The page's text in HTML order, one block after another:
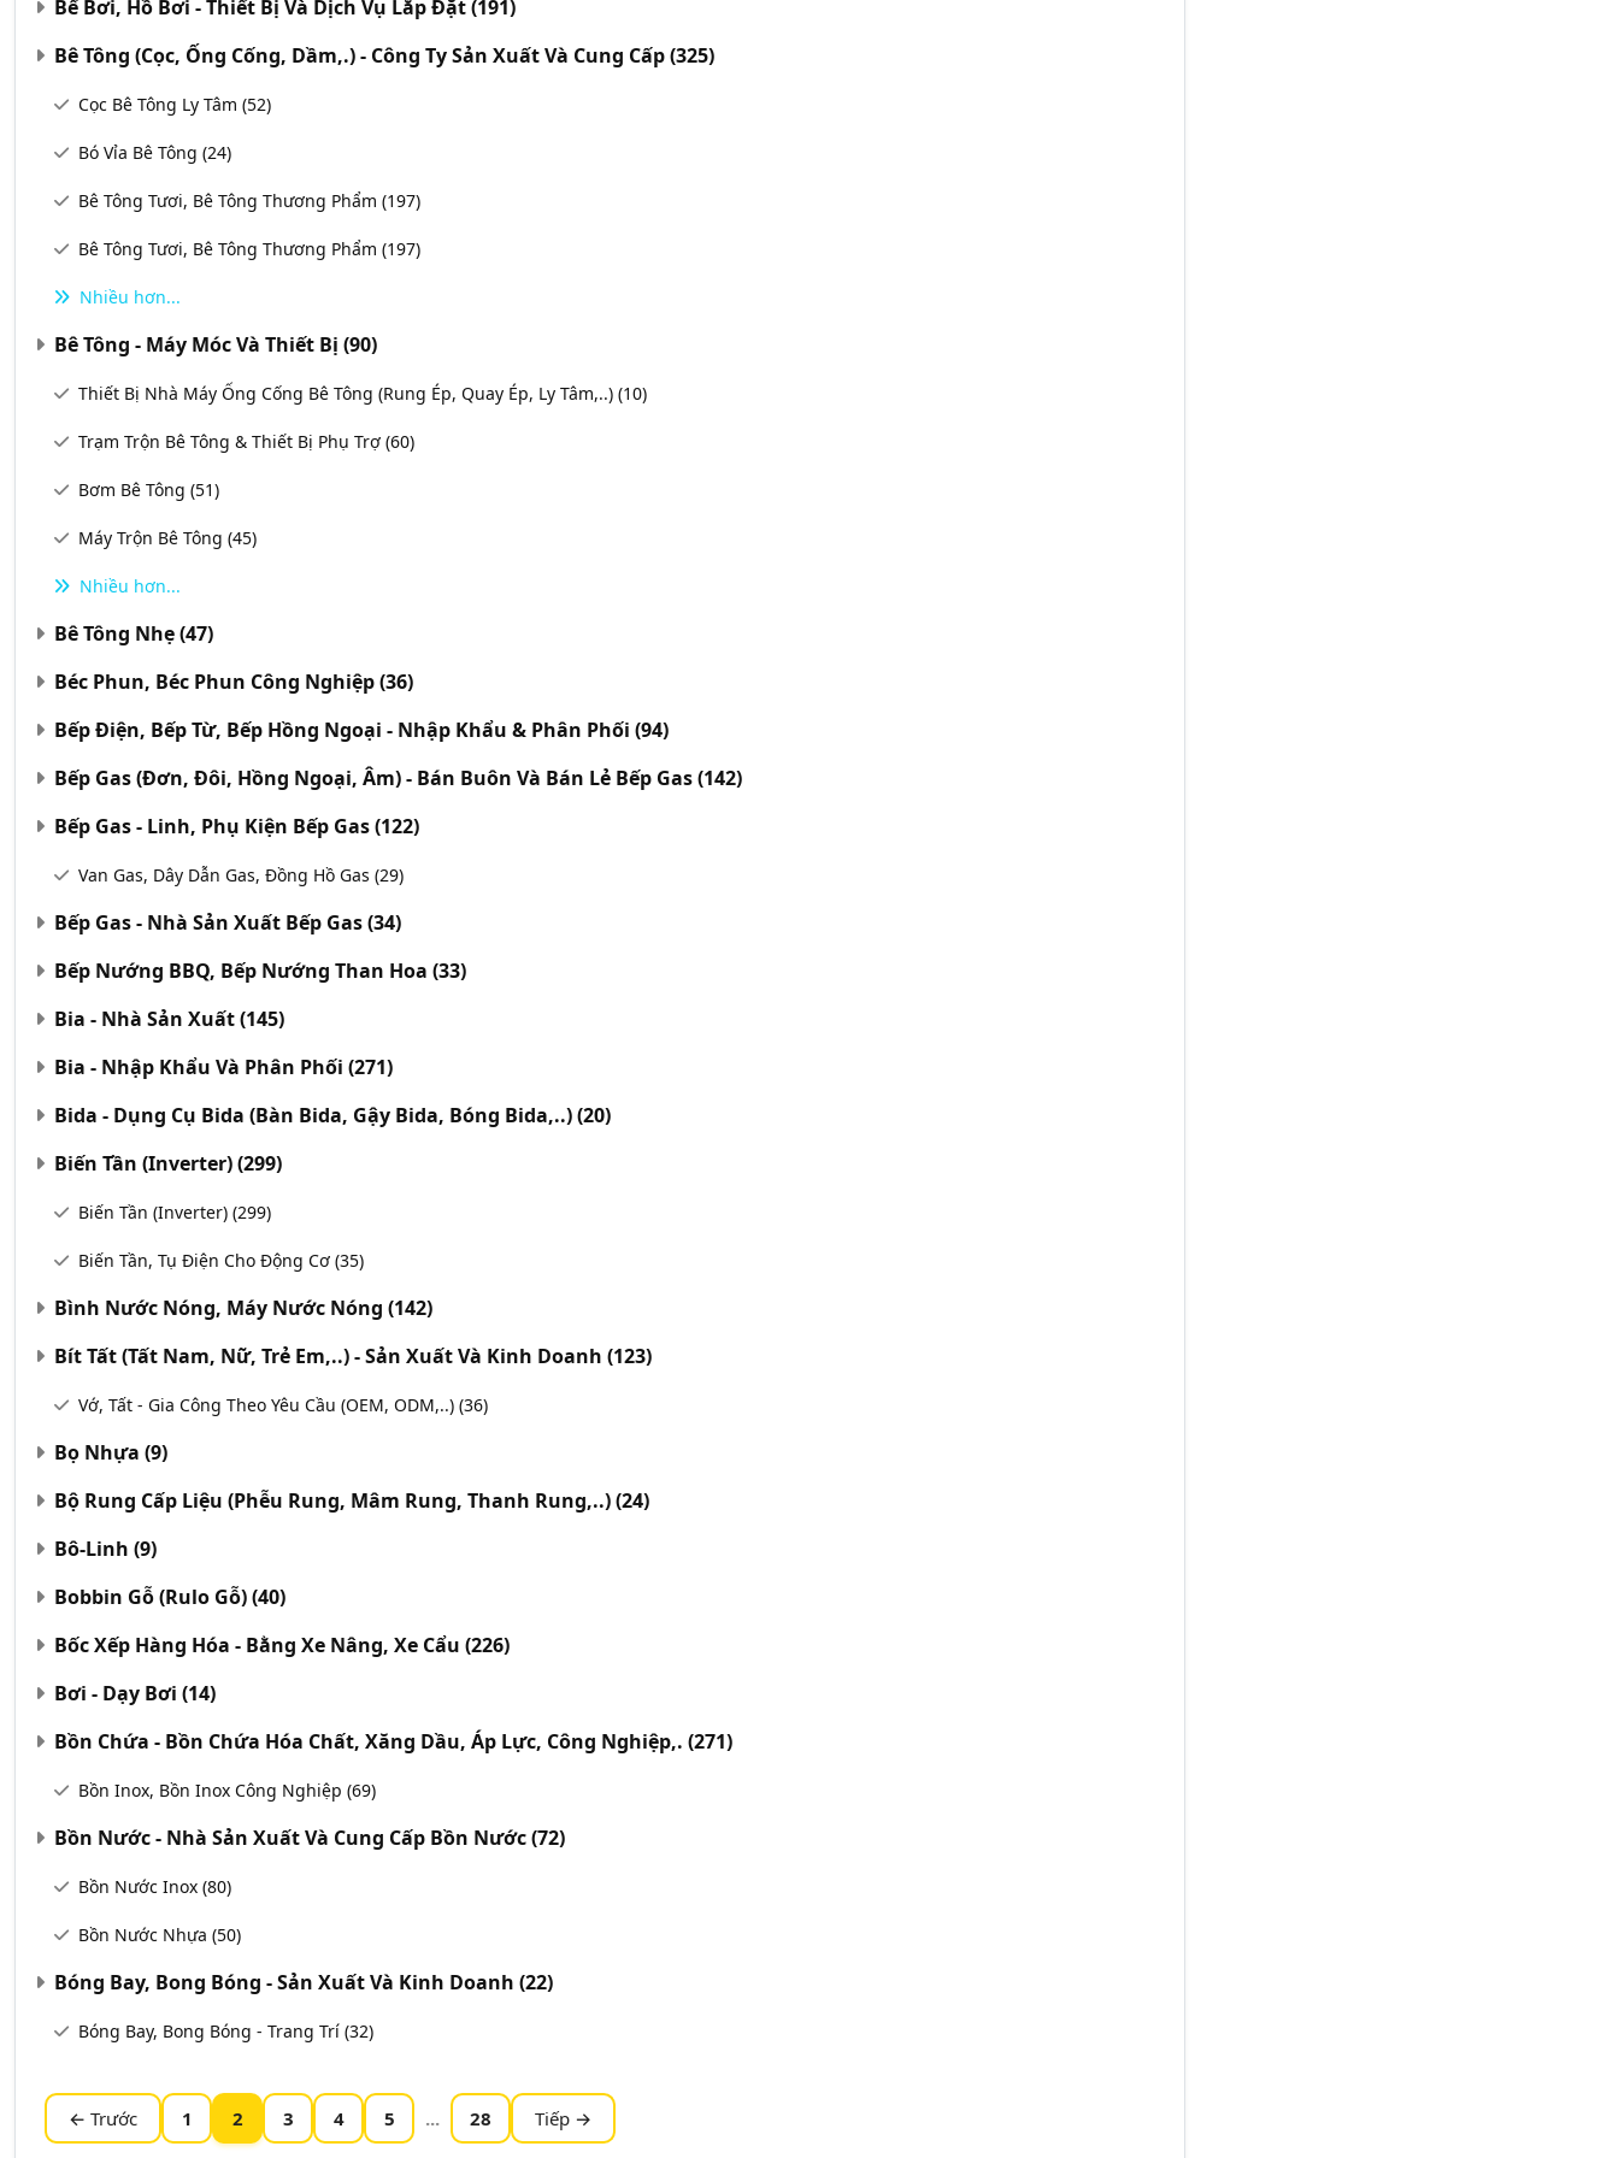
Bể Bơi, Hồ Bơi - Thiết Bị Và Dịch Vụ Lắp Đặt(191)
Bê Tông (Cọc, Ống Cống, Dầm,.) - Công Ty Sản Xuất Và Cung Cấp(325)
Cọc Bê Tông Ly Tâm (52)
Bó Vỉa Bê Tông (24)
Bê Tông Tươi, Bê Tông Thương Phẩm (197)
Bê Tông Tươi, Bê Tông Thương Phẩm (197)
Nhiều hơn...
Bê Tông - Máy Móc Và Thiết Bị (90)
Thiết Bị Nhà Máy Ống Cống Bê Tông (Rung Ép, Quay Ép, Ly Tâm,..) (10)
Trạm Trộn Bê Tông & Thiết Bị Phụ Trợ (60)
Bơm Bê Tông (51)
Máy Trộn Bê Tông (45)
Nhiều hơn...
Bê Tông Nhẹ(47)
Béc Phun, Béc Phun Công Nghiệp(36)
Bếp Điện, Bếp Từ, Bếp Hồng Ngoại - Nhập Khẩu & Phân Phối (94)
Bếp Gas (Đơn, Đôi, Hồng Ngoại, Âm) - Bán Buôn Và Bán Lẻ Bếp Gas(142)
Bếp Gas - Linh, Phụ Kiện Bếp Gas(122)
Van Gas, Dây Dẫn Gas, Đồng Hồ Gas (29)
Bếp Gas - Nhà Sản Xuất Bếp Gas(34)
Bếp Nướng BBQ, Bếp Nướng Than Hoa (33)
Bia - Nhà Sản Xuất(145)
Bia - Nhập Khẩu Và Phân Phối (271)
Bida - Dụng Cụ Bida (Bàn Bida, Gậy Bida, Bóng Bida,..)(20)
Biến Tần (Inverter)(299)
Biến Tần (Inverter) (299)
Biến Tần, Tụ Điện Cho Động Cơ (35)
Bình Nước Nóng, Máy Nước Nóng (142)
Bít Tất (Tất Nam, Nữ, Trẻ Em,..) - Sản Xuất Và Kinh Doanh (123)
Vớ, Tất - Gia Công Theo Yêu Cầu (OEM, ODM,..) (36)
Bọ Nhựa (9)
Bộ Rung Cấp Liệu (Phễu Rung, Mâm Rung, Thanh Rung,..)(24)
Bô-Linh (9)
Bobbin Gỗ (Rulo Gỗ)(40)
Bốc Xếp Hàng Hóa - Bằng Xe Nâng, Xe Cẩu (226)
Bơi - Dạy Bơi (14)
Bồn Chứa - Bồn Chứa Hóa Chất, Xăng Dầu, Áp Lực, Công Nghiệp,. (271)
Bồn Inox, Bồn Inox Công Nghiệp (69)
Bồn Nước - Nhà Sản Xuất Và Cung Cấp Bồn Nước(72)
Bồn Nước Inox (80)
Bồn Nước Nhựa (50)
Bóng Bay, Bong Bóng - Sản Xuất Và Kinh Doanh (22)
Bóng Bay, Bong Bóng - Trang Trí (32)
← Trước 1 2 3 4 5 ... 28 Tiếp →